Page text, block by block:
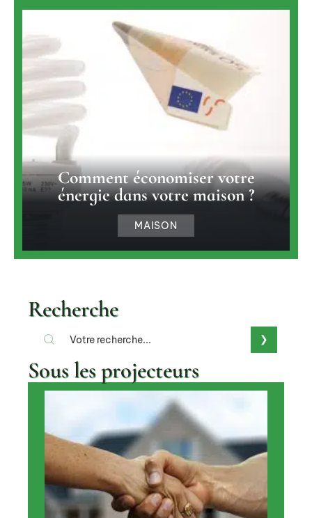
Comment économiser votre
énergie dans votre maison ?
MAISON
Recherche
Sous les projecteurs